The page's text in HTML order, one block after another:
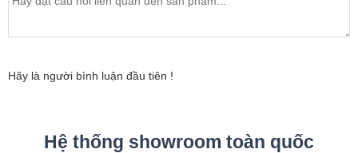
Hãy là người bình luận đầu tiên !
Hệ thống showroom toàn quốc